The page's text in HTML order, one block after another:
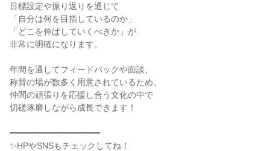
目標設定や振り返りを通じて
「自分は何を目指しているのか」
「どこを伸ばしていくべきか」が
非常に明確になります。
年間を通してフィードバックや面談、
称賛の場が数多く用意されているため、
仲間の頑張りを応援し合う文化の中で
切磋琢磨しながら成長できます！
═══════════════
✨HPやSNSもチェックしてね！